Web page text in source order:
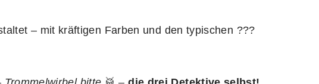
– mit kräftigen Farben und den typischen ???